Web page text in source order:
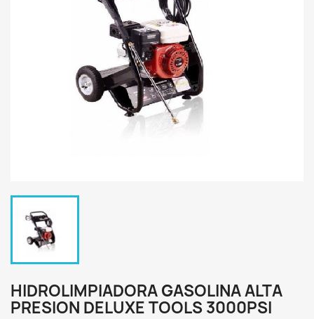
HIDROLIMPIADORA GASOLINA ALTA
PRESION DELUXE TOOLS 3000PSI